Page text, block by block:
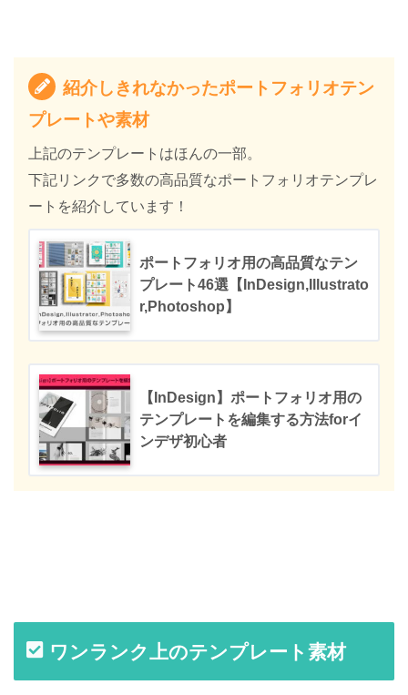
紹介しきれなかったポートフォリオテン
プレートや素材
上記のテンプレートはほんの一部。
下記リンクで多数の高品質なポートフォリオテンプレ
ートを紹介しています！
ポートフォリオ用の高品質なテン
プレート46選【InDesign,Illustrato
r,Photoshop】
【InDesign】ポートフォリオ用の
テンプレートを編集する方法forイ
ンデザ初心者
ワンランク上のテンプレート素材